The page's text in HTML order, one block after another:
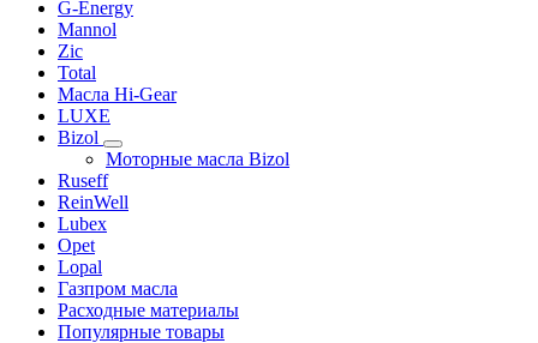
G-Energy
Mannol
Zic
Total
Масла Hi-Gear
LUXE
Bizol
Моторные масла Bizol
Ruseff
ReinWell
Lubex
Opet
Lopal
Газпром масла
Расходные материалы
Популярные товары